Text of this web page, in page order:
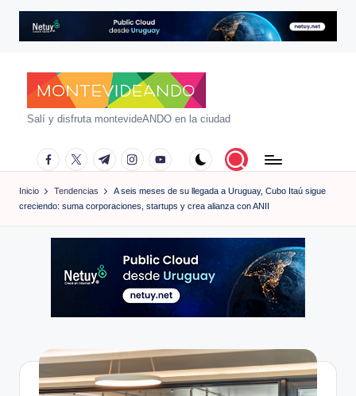
m
n
t
n
d
Salí y disfruta montevideANDO en la ciudad
facebook.com
twitter.com
t.me instagram.com
youtube.com
Inicio Tendencias
A seis meses de su llegada a Uruguay, Cubo Itaú sigue
creciendo: suma corporaciones, startups y crea alianza con ANII